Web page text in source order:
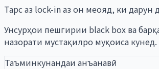
Тарс аз lock-in аз он меояд, ки дарун
Унсурҳои пешгирии black box ва
назорати мустақилро муқоиса кунед.
Таъминкунандаи анъанавӣ